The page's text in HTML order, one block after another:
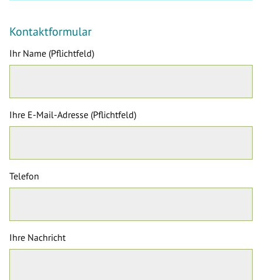
Kontaktformular
Ihr Name (Pflichtfeld)
Ihre E-Mail-Adresse (Pflichtfeld)
Telefon
Ihre Nachricht